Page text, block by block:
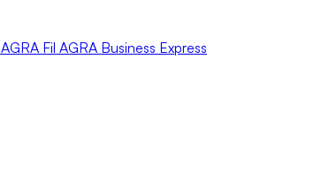
AGRA Fil AGRA Business Express